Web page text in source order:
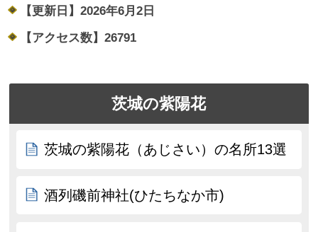
【更新日】 2026年6月2日
【アクセス数】 26791
茨城の紫陽花
茨城の紫陽花（あじさい）の名所13選
酒列磯前神社(ひたちなか市)